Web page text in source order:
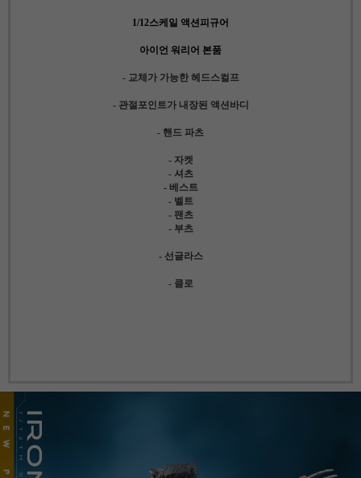
1/12스케일 액션피규어
아이언 워리어 본품
- 교체가 가능한 헤드스컬프
- 관절포인트가 내장된 액션바디
- 핸드 파츠
- 자켓
- 셔츠
- 베스트
- 벨트
- 팬츠
- 부츠
- 선글라스
- 클로